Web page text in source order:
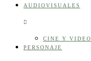
AUDIOVISUALES
CINE Y VIDEO
PERSONAJE